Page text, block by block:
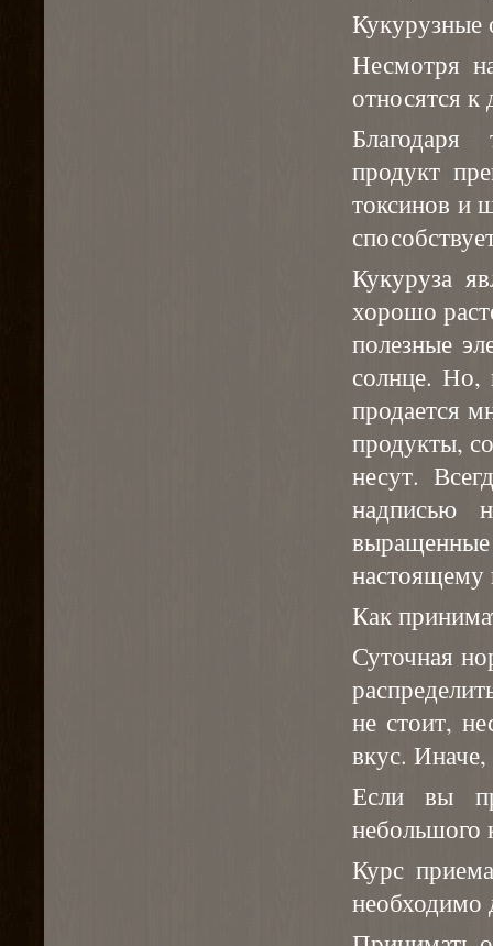
Кукурузные
Несмотря
относятся
продукт
токсинов и
Кукуруза
хорошо
полезные
солнце. Но,
продается
продукты,
несут.
надписью
выращенные
настоящему
Как
Суточная
не стоит,
вкус.
Если вы
небольшого
Курс
необходимо